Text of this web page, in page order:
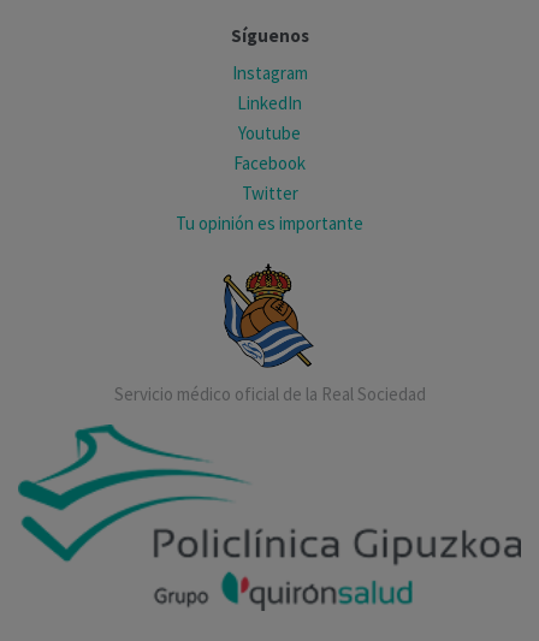
Síguenos
Instagram
LinkedIn
Youtube
Facebook
Twitter
Tu opinión es importante
Servicio médico oficial de la Real Sociedad